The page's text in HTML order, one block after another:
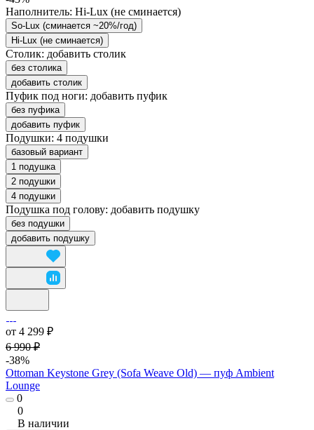
Наполнитель: Hi-Lux (не сминается)
So-Lux (cминается ~20%/год)
Hi-Lux (не сминается)
Столик: добавить столик
без столика
добавить столик
Пуфик под ноги: добавить пуфик
без пуфика
добавить пуфик
Подушки: 4 подушки
базовый вариант
1 подушка
2 подушки
4 подушки
Подушка под голову: добавить подушку
без подушки
добавить подушку
от 4 299 ₽
6 990 ₽
-38%
Ottoman Keystone Grey (Sofa Weave Old) — пуф Ambient
Lounge
0
0
В наличии